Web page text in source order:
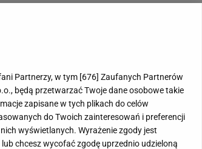
Partnerzy, w tym [676] Zaufanych Partnerów
będą przetwarzać Twoje dane osobowe takie
zapisane w tych plikach do celów
do Twoich zainteresowań i preferencji
wyświetlanych. Wyrażenie zgody jest
chcesz wycofać zgodę uprzednio udzieloną